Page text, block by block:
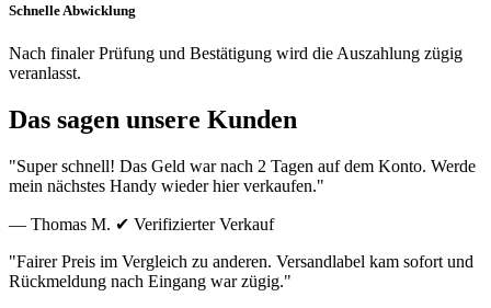
Schnelle Abwicklung
Nach finaler Prüfung und Bestätigung wird die Auszahlung zügig
veranlasst.
Das sagen unsere Kunden
"Super schnell! Das Geld war nach 2 Tagen auf dem Konto. Werde
mein nächstes Handy wieder hier verkaufen."
— Thomas M. ✔ Verifizierter Verkauf
"Fairer Preis im Vergleich zu anderen. Versandlabel kam sofort und
Rückmeldung nach Eingang war zügig."